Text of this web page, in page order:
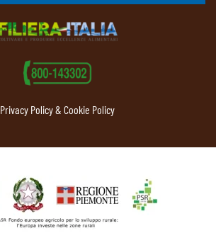
Privacy Policy & Cookie Policy